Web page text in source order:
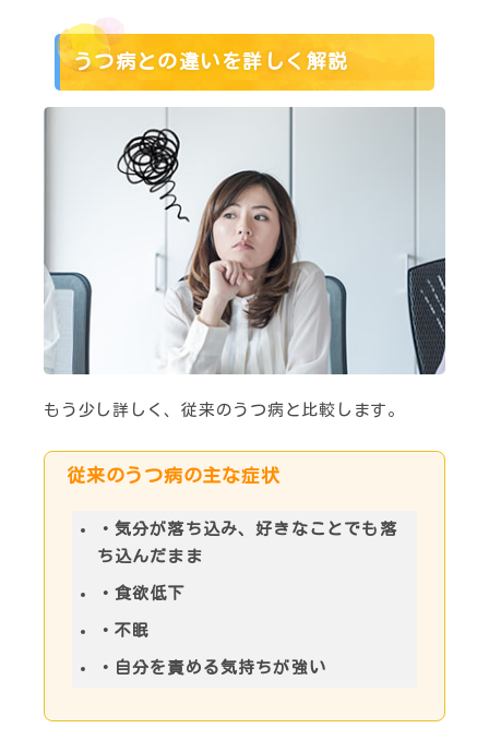
うつ病との違いを詳しく解説
もう少し詳しく、従来のうつ病と比較します。
従来のうつ病の主な症状
・気分が落ち込み、好きなことでも落
ち込んだまま
・食欲低下
・不眠
・自分を責める気持ちが強い